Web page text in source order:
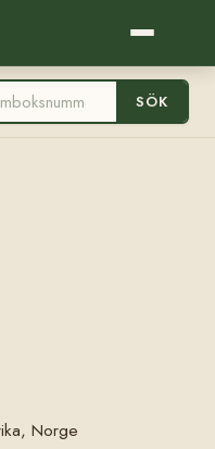
SÖK
Norge